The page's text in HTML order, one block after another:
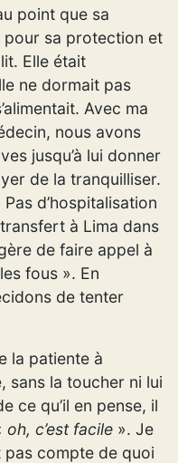
point que sa
pour sa protection et
Elle était
ne dormait pas
Avec ma
nous avons
jusqu’à lui donner
de la tranquilliser.
d’hospitalisation
à Lima dans
de faire appel à
fous ». En
de tenter
la patiente à
sans la toucher ni lui
ce qu’il en pense, il
oh, c’est facile ». Je
pas compte de quoi